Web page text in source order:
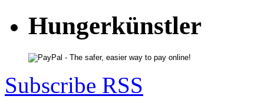
Hungerkünstler
Subscribe RSS